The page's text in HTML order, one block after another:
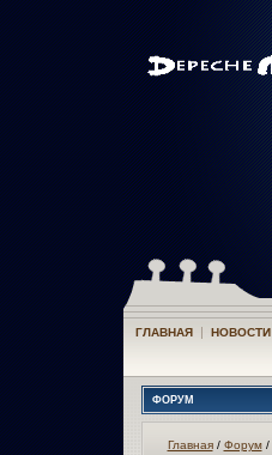
ГЛАВНАЯ | НОВОСТИ
ФОРУМ
Главная/ Форум/